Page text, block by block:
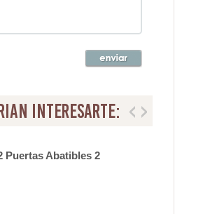
interesarte:
Puertas Abatibles 2